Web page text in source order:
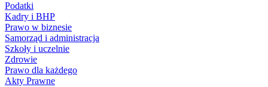
Podatki
Kadry i BHP
Prawo w biznesie
Samorząd i administracja
Szkoły i uczelnie
Zdrowie
Prawo dla każdego
Akty Prawne